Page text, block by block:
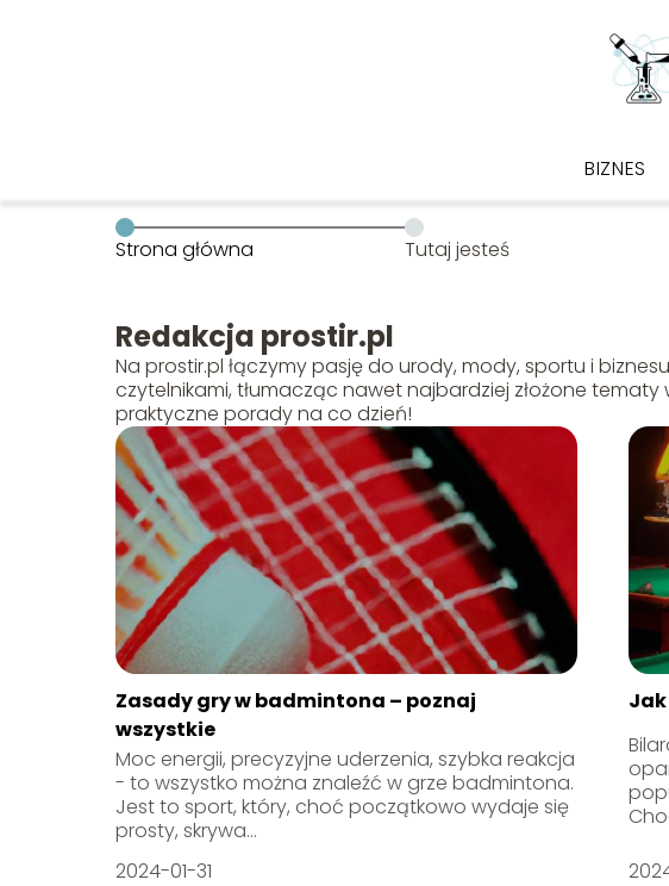
BIZNES
Strona główna Tutaj jesteś
Redakcja prostir.pl
Na prostir.pl łączymy pasję do urody, mody, sportu i
czytelnikami, tłumacząc nawet najbardziej złożone
praktyczne porady na co dzień!
Zasady gry w badmintona – poznaj
wszystkie
Moc energii, precyzyjne uderzenia, szybka reakcja
- to wszystko można znaleźć w grze badmintona.
Jest to sport, który, choć początkowo wydaje się
prosty, skrywa...
2024-01-31